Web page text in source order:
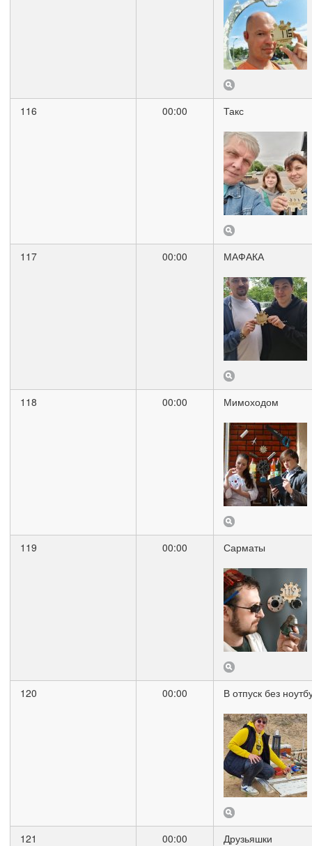
116 00:00 Такс
117 00:00 МАФАКА
118 00:00 Мимоходом
119 00:00 Сарматы
120 00:00 В отпуск без
121 00:00 Друзьяшки